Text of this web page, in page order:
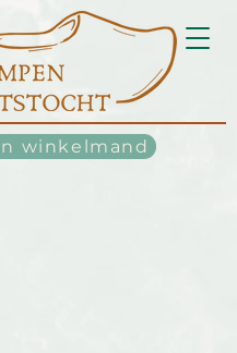
winkelmand